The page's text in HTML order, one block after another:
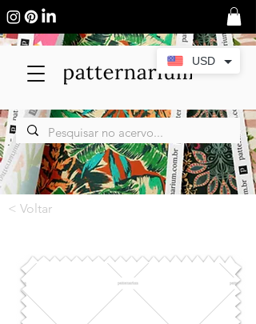
< Voltar
USD